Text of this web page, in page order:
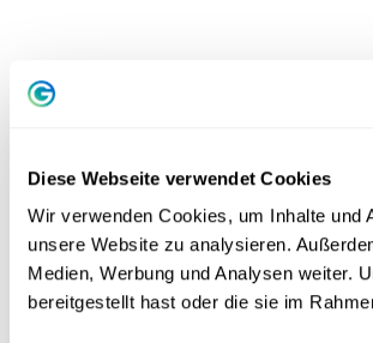
Diese Webseite verwendet Cookies
Wir verwenden Cookies, um Inhalte und
unsere Website zu analysieren.
Medien, Werbung und Analysen weiter.
bereitgestellt hast oder die sie im